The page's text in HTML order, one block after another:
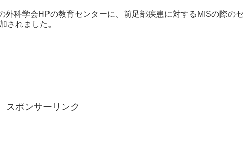
外科学会HPの教育センターに、前足部疾患に対するMISの際のセ
されました。
スポンサーリンク